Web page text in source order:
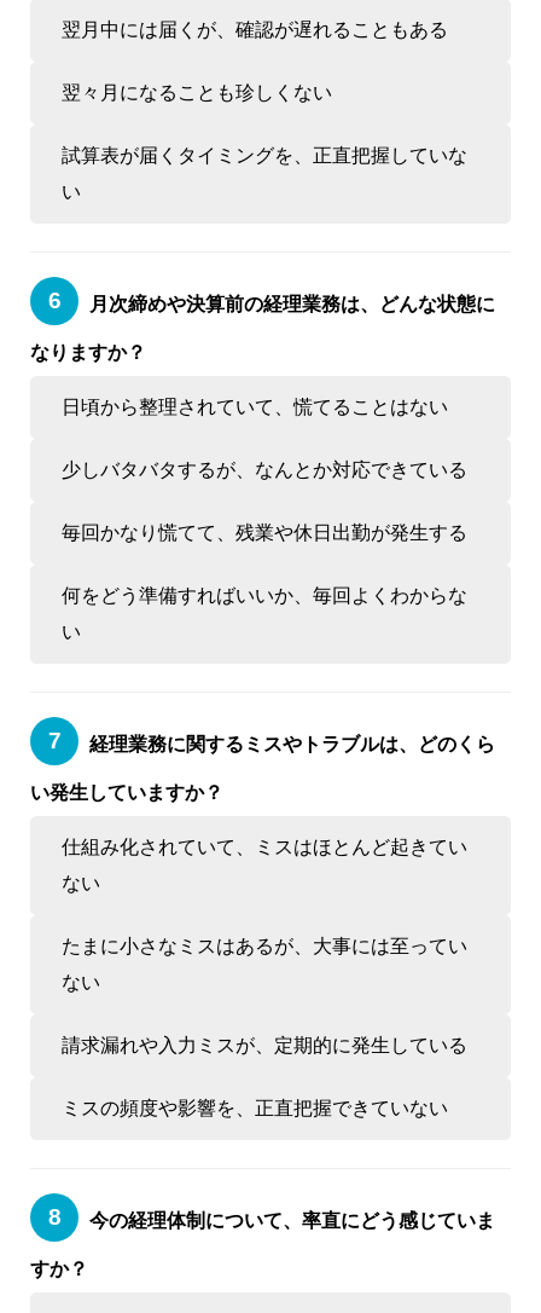
翌月中には届くが、確認が遅れることもある
翌々月になることも珍しくない
試算表が届くタイミングを、正直把握していな
い
月次締めや決算前の経理業務は、どんな状態に
なりますか？
日頃から整理されていて、慌てることはない
少しバタバタするが、なんとか対応できている
毎回かなり慌てて、残業や休日出勤が発生する
何をどう準備すればいいか、毎回よくわからな
い
経理業務に関するミスやトラブルは、どのくら
い発生していますか？
仕組み化されていて、ミスはほとんど起きてい
ない
たまに小さなミスはあるが、大事には至ってい
ない
請求漏れや入力ミスが、定期的に発生している
ミスの頻度や影響を、正直把握できていない
今の経理体制について、率直にどう感じていま
すか？